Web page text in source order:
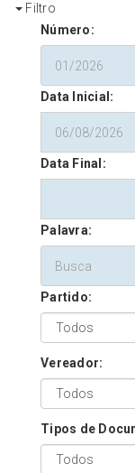
Filtro
Número:
Data Inicial:
Data Final:
Palavra:
Partido:
Vereador:
Tipos de